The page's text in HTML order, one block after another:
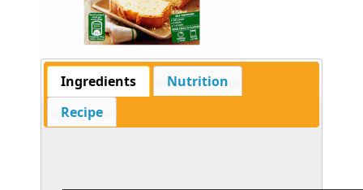
Ingredients
Nutrition
Recipe